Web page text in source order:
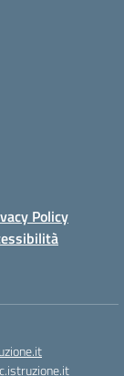
Policy